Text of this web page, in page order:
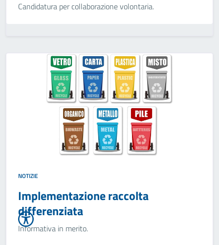
Candidatura per collaborazione volontaria.
NOTIZIE
Implementazione raccolta
differenziata
Informativa in merito.